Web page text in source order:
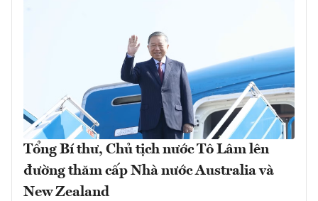
Tổng Bí thư, Chủ tịch nước Tô Lâm lên
đường thăm cấp Nhà nước Australia và
New Zealand